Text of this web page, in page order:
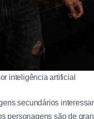
inteligência artificial
secundários
personagens são de